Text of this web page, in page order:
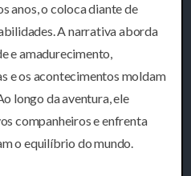
anos, o coloca diante de
A narrativa aborda
e amadurecimento,
e os acontecimentos moldam
longo da aventura, ele
companheiros e enfrenta
o equilíbrio do mundo.